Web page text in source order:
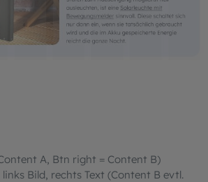
A, Btn right = Content B)
Bild, rechts Text (Content B evtl.